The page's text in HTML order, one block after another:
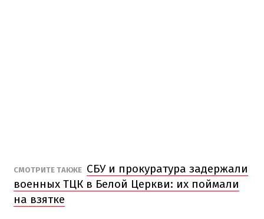
СМОТРИТЕ ТАКЖЕ СБУ и прокуратура задержали
военных ТЦК в Белой Церкви: их поймали
на взятке